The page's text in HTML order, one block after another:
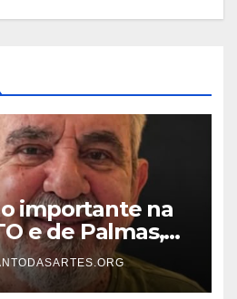
importante na
e de Palmas,
Palmas
oficial de três